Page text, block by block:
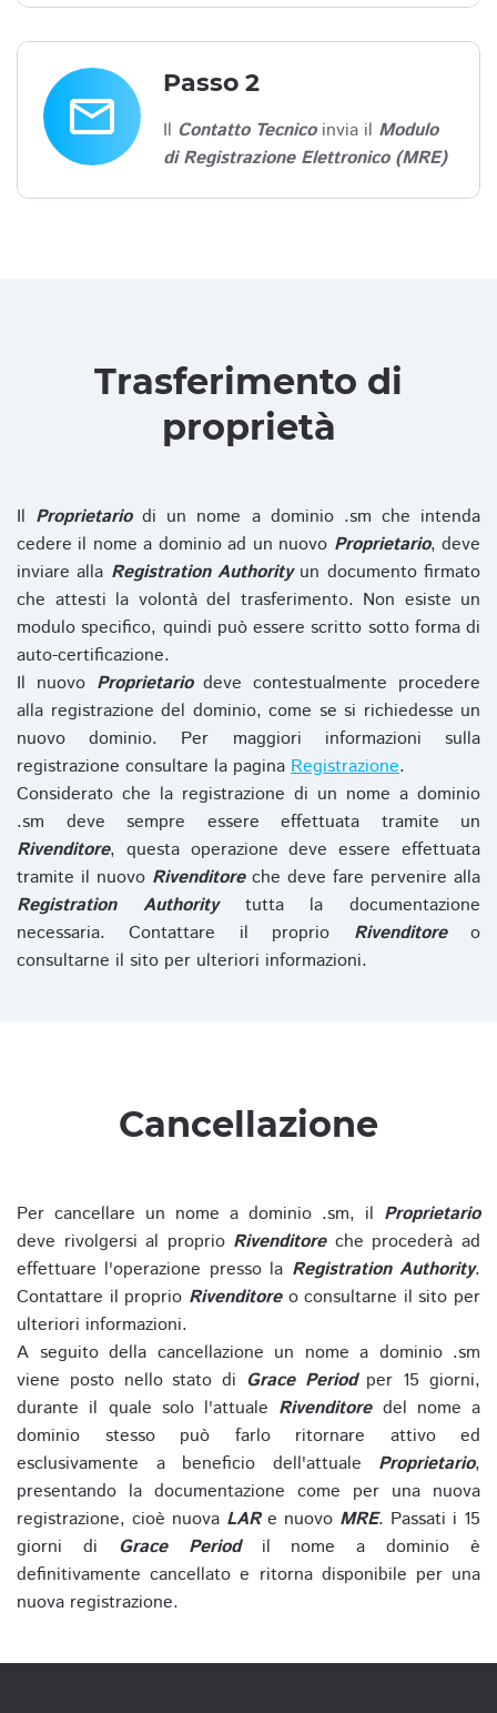
email
Passo 2
Il Contatto Tecnicoinvia il Modulo
di Registrazione Elettronico (MRE)
Trasferimento di
proprietà
Il Proprietariodi un nome a dominio .sm che intenda
cedere il nome a dominio ad un nuovo Proprietario, deve
inviare alla Registration Authorityun documento firmato
che attesti la volontà del trasferimento. Non esiste un
modulo specifico, quindi può essere scritto sotto forma di
auto-certificazione.
Il nuovo Proprietariodeve contestualmente procedere
alla registrazione del dominio, come se si richiedesse un
nuovo dominio. Per maggiori informazioni sulla
registrazione consultare la pagina Registrazione.
Considerato che la registrazione di un nome a dominio
.sm deve sempre essere effettuata tramite un
Rivenditore, questa operazione deve essere effettuata
tramite il nuovo Rivenditoreche deve fare pervenire alla
Registration Authoritytutta la documentazione
necessaria. Contattare il proprio Rivenditoreo
consultarne il sito per ulteriori informazioni.
Cancellazione
Per cancellare un nome a dominio .sm, il Proprietario
deve rivolgersi al proprio Rivenditoreche procederà ad
effettuare l'operazione presso la Registration Authority.
Contattare il proprio Rivenditoreo consultarne il sito per
ulteriori informazioni.
A seguito della cancellazione un nome a dominio .sm
viene posto nello stato di Grace Periodper 15 giorni,
durante il quale solo l'attuale Rivenditoredel nome a
dominio stesso può farlo ritornare attivo ed
esclusivamente a beneficio dell'attuale Proprietario,
presentando la documentazione come per una nuova
registrazione, cioè nuova LARe nuovo MRE. Passati i 15
giorni di Grace Periodil nome a dominio è
definitivamente cancellato e ritorna disponibile per una
nuova registrazione.